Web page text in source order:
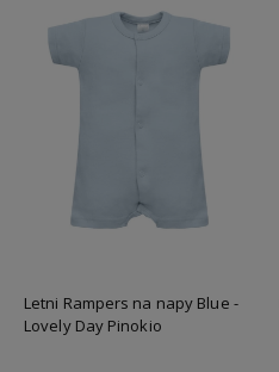
Letni Rampers na napy Blue -
Lovely Day Pinokio